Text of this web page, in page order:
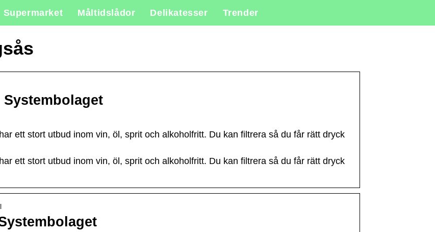
Supermarket Måltidslådor Delikatesser Trender
ett stort utbud inom vin, öl, sprit och alkoholfritt. Du kan filtrera så du får rätt dryck
ett stort utbud inom vin, öl, sprit och alkoholfritt. Du kan filtrera så du får rätt dryck